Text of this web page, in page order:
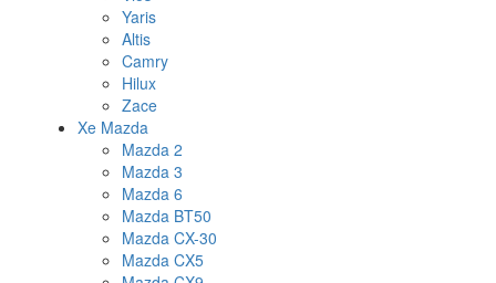
Yaris
Altis
Camry
Hilux
Zace
Xe Mazda
Mazda 2
Mazda 3
Mazda 6
Mazda BT50
Mazda CX-30
Mazda CX5